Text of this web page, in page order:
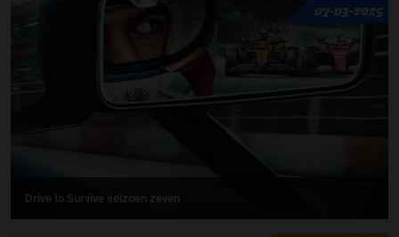
07-03-2025
Drive to Survive seizoen zeven